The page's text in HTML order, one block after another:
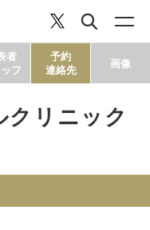
者
フ
予約
連絡先
画像
リニック